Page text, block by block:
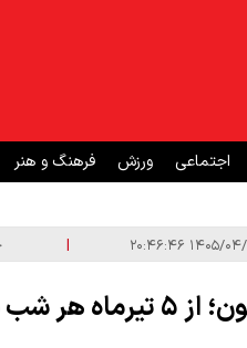
اجتماعی ورزش فرهنگ و هنر
|
از شبکه دو